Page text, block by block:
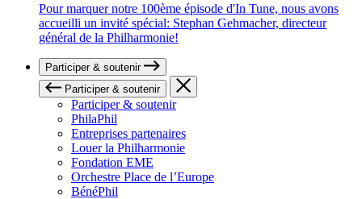
Pour marquer notre 100ème épisode d'In Tune, nous avons
accueilli un invité spécial: Stephan Gehmacher, directeur
général de la Philharmonie!
Participer & soutenir
Participer & soutenir
Participer & soutenir
PhilaPhil
Entreprises partenaires
Louer la Philharmonie
Fondation EME
Orchestre Place de l’Europe
BénéPhil